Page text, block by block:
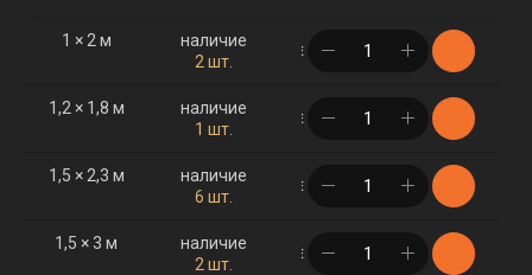
1 × 2 м
наличие
2 шт.
в корзине
1,2 × 1,8 м
наличие
1 шт.
в корзине
1,5 × 2,3 м
наличие
6 шт.
в корзине
1,5 × 3 м
наличие
2 шт.
в корзине